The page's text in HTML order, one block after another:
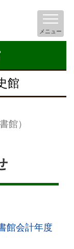
館
メニュー
館）
館会計年度